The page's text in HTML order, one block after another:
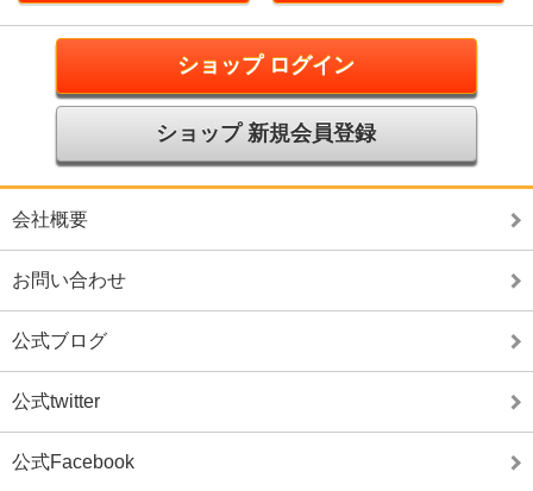
ショップ ログイン
ショップ 新規会員登録
会社概要
お問い合わせ
公式ブログ
公式twitter
公式Facebook